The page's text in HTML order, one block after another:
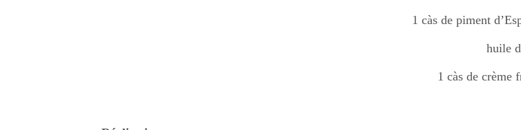
1 càs de piment
huile
1 càs de crème